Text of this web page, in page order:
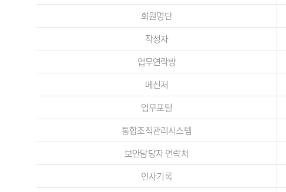
회원명단
작성자
업무연락방
메신저
업무포털
통합조직관리시스템
보안담당자 연락처
인사기록